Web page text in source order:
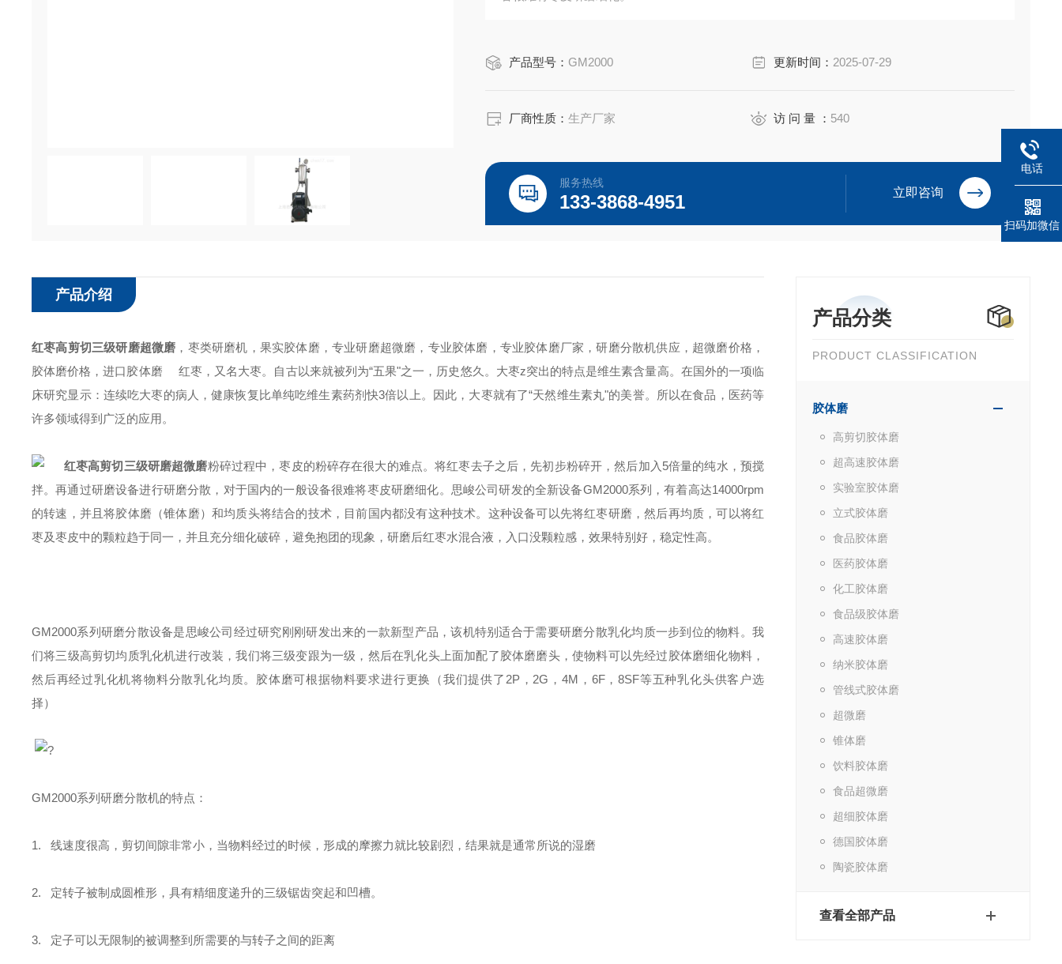
产品型号： GM2000 更新时间： 2025-07-29
厂商性质：生产厂家 访 问 量 ： 540
服务热线
133-3868-4951 立即咨询
产品分类
PRODUCT CLASSIFICATION
胶体磨
高剪切胶体磨
超高速胶体磨
实验室胶体磨
立式胶体磨
食品胶体磨
医药胶体磨
化工胶体磨
食品级胶体磨
高速胶体磨
纳米胶体磨
管线式胶体磨
超微磨
锥体磨
饮料胶体磨
食品超微磨
超细胶体磨
德国胶体磨
陶瓷胶体磨
查看全部产品
产品介绍
红枣高剪切三级研磨超微磨 ，枣类研磨机，果实胶体磨，专业研磨超微磨 ，专业胶体磨，专业胶体磨厂家，研磨分散机供应， 超微磨价格，
胶体磨价格，进口胶体磨
红枣，又名大枣。自古以来就被列为“五果"之一，历史悠久。大枣z突出的特点是维生素含量高。在国外的一项临
床研究显示：连续吃大枣的病人，健康恢复比单纯吃维生素药剂快3倍以上。因此，大枣就有了“天然维生素丸"的美誉。所以在食品，医药等
许多领域得到广泛的应用。
红枣高剪切三级研磨超微磨粉碎过程中，枣皮的粉碎存在很大的难点。将红枣去子之后，先初步粉碎开，然后加入 5倍量的纯水，预搅
拌。再通过研磨设备进行研磨分散，对于国内的一般设备很难将枣皮研磨细化。 思峻公司研发的全新设备GM2000系列，有着高达14000rpm
的转速，并且将胶体磨（锥体磨）和均质头将结合的技术，目前国内都没有这种技术。这种设备可以先将红枣研磨，然后再均质，可以将红
枣及枣皮中的颗粒趋于同一，并且充分细化破碎，避免抱团的现象，研磨后红枣水混合液，入口没颗粒感，效果特别好，稳定性高。
GM2000系列研磨分散设备是思峻公司经过研究刚刚研发出来的一款新型产品，该机特别适合于需要研磨分散乳化均质一步到位的物料。我
们将三级高剪切均质乳化机进行改装，我们将三级变跟为一级，然后在乳化头上面加配了胶体磨磨头，使物料可以先经过胶体磨细化物料，
然后再经过乳化机将物料分散乳化均质。胶体磨可根据物料要求进行更换（我们提供了 2P， 2G ， 4M ， 6F，8SF等五种乳化头供客户选
择）
?
GM2000系列研磨分散机的特点：
1. 线速度很高，剪切间隙非常小，当物料经过的时候，形成的摩擦力就比较剧烈，结果就是通常所说的湿磨
2. 定转子被制成圆椎形，具有精细度递升的三级锯齿突起和凹槽。
3. 定子可以无限制的被调整到所需要的与转子之间的距离
电话
扫码加微信